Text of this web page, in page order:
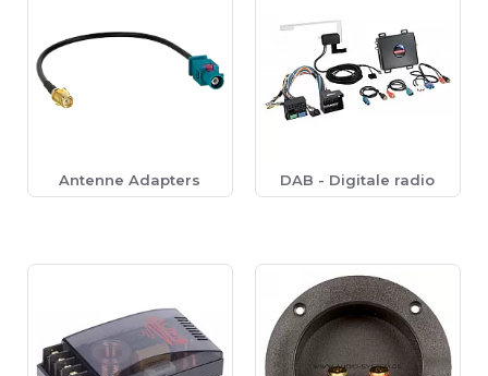
Antenne Adapters DAB - Digitale radio